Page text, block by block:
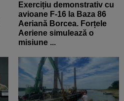
Exercițiu demonstrativ cu
avioane F-16 la Baza 86
Aeriană Borcea. Forțele
Aeriene simulează o
misiune ...